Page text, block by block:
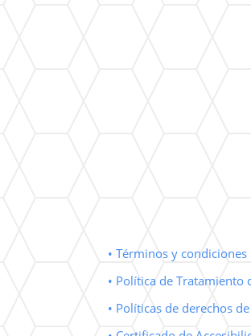
• Términos y condiciones
• Política de Tratamiento
• Políticas de derechos